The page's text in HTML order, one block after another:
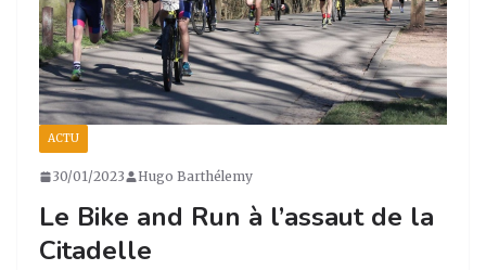
ACTU
30/01/2023 Hugo Barthélemy
Le Bike and Run à l’assaut de la
Citadelle